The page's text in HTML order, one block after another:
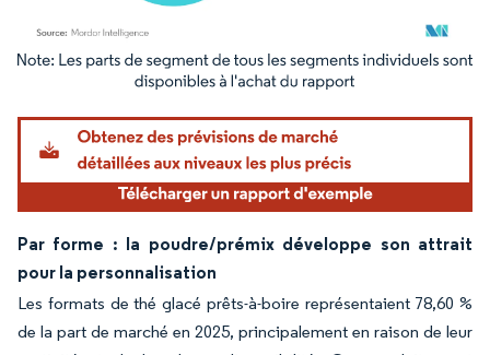
Image © Mordor Intelligence. La réutilisation nécessite une attribution sous CC BY
Par forme : la poudre/prémix développe son attrait
pour la personnalisation
Les formats de thé glacé prêts-à-boire représentaient 78,60 %
de la part de marché en 2025, principalement en raison de leur